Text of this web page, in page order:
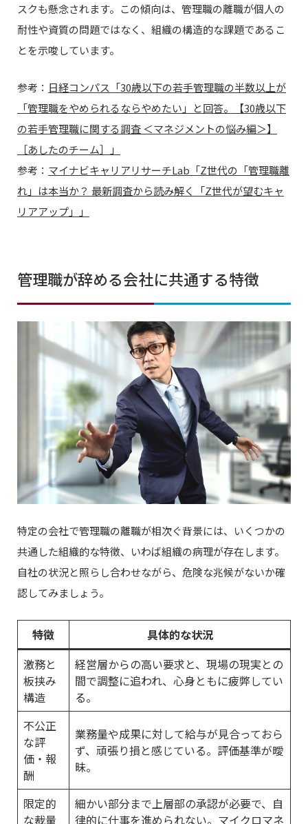
スクも懸念されます。この傾向は、管理職の離職が個人の
耐性や資質の問題ではなく、組織の構造的な課題であるこ
とを示唆しています。
参考： 日経コンパス「30歳以下の若手管理職の半数以上が
「管理職をやめられるならやめたい」と回答。【30歳以下
の若手管理職に関する調査 ＜マネジメントの悩み編＞】
［あしたのチーム］」
参考： マイナビキャリアリサーチLab「Z世代の「管理職離
れ」は本当か？ 最新調査から読み解く「Z世代が望むキャ
リアアップ」」
管理職が辞める会社に共通する特徴
特定の会社で管理職の離職が相次ぐ背景には、いくつかの
共通した組織的な特徴、いわば組織の病理が存在します。
自社の状況と照らし合わせながら、危険な兆候がないか確
認してみましょう。
特徴
具体的な状況
激務と
板挟み
構造
経営層からの高い要求と、現場の現実との
間で調整に追われ、心身ともに疲弊してい
る。
不公正
な評
価・報
酬
業務量や成果に対して給与が見合っておら
ず、頑張り損と感じている。評価基準が曖
昧。
限定的
な裁量
細かい部分まで上層部の承認が必要で、自
律的に仕事を進められない。マイクロマネ